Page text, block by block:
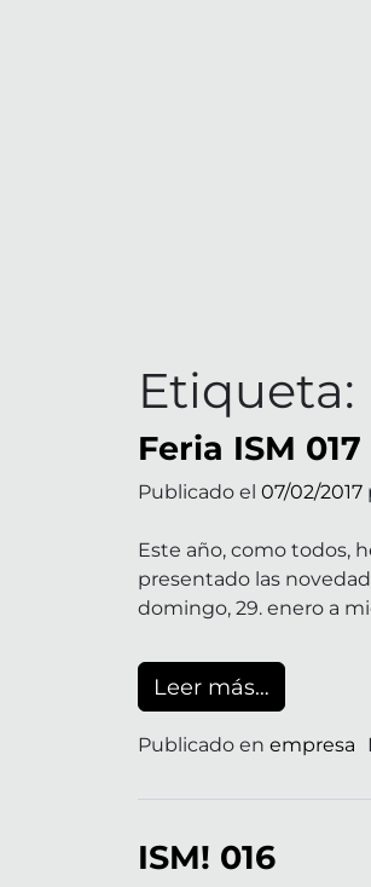
Etiqueta:
Feria ISM 017
Publicado el 07/02/2017
Este año, como todos,
presentado las
domingo, 29. enero a
Leer más…
Publicado en empresa
ISM! 016